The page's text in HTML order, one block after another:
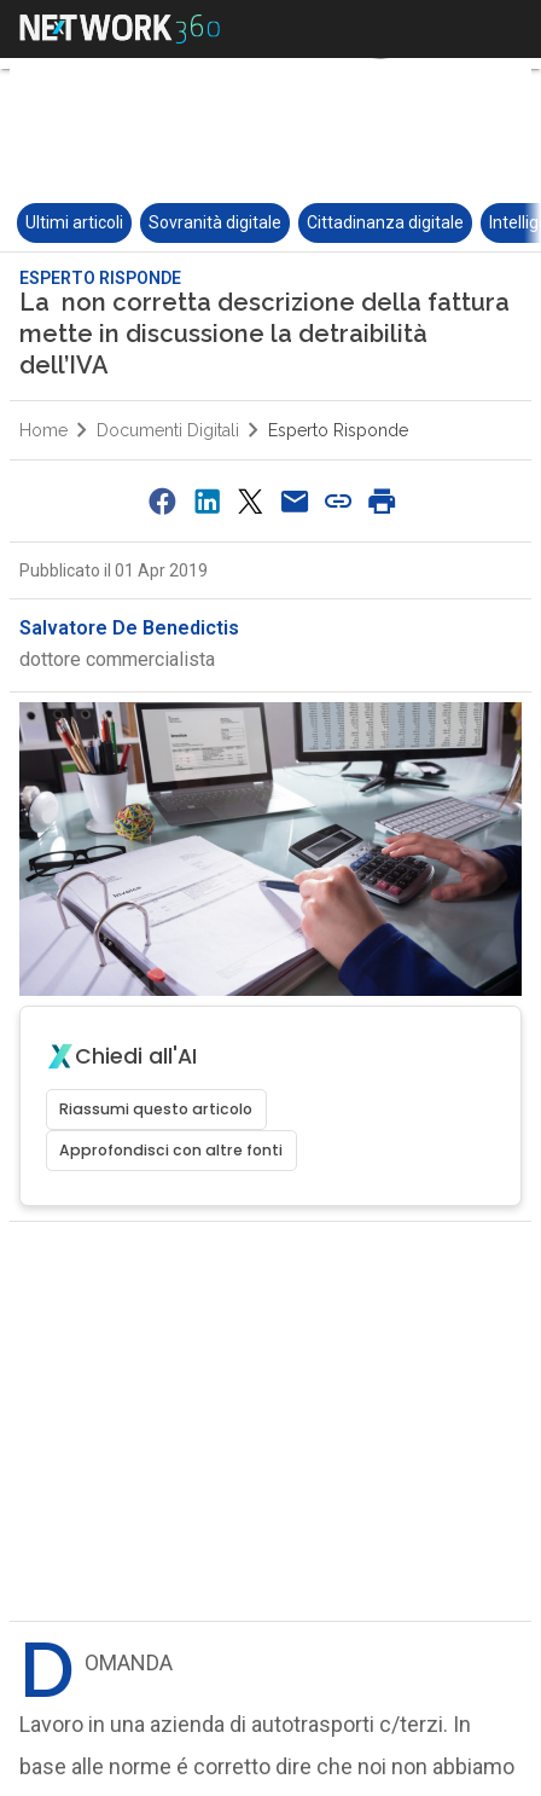
Ultimi articoli Sovranità digitale Cittadinanza digitale
ESPERTO RISPONDE
La non corretta descrizione della fattura
mette in discussione la detraibilità
dell’IVA
Home Documenti Digitali Esperto Risponde
Pubblicato il 01 Apr 2019
Salvatore De Benedictis
dottore commercialista
Chiedi all'AI
Riassumi questo articolo
Approfondisci con altre fonti
D OMANDA
Lavoro in una azienda di autotrasporti c/terzi. In
base alle norme é corretto dire che noi non abbiamo